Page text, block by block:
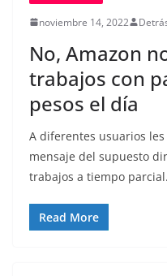
noviembre 14, 2022
No, Amazon
trabajos con
pesos el día
A diferentes usuarios
mensaje del supuesto
trabajos a tiempo
Read More